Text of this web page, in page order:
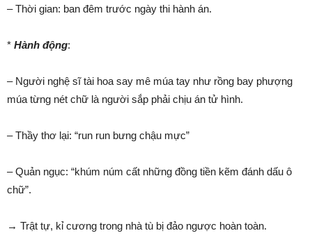
– Thời gian: ban đêm trước ngày thi hành án.
* Hành động:
– Người nghệ sĩ tài hoa say mê múa tay như rồng bay phượng
múa từng nét chữ là người sắp phải chịu án tử hình.
– Thầy thơ lại: “run run bưng chậu mực”
– Quản ngục: “khúm núm cất những đồng tiền kẽm đánh dấu ô
chữ”.
→ Trật tự, kỉ cương trong nhà tù bị đảo ngược hoàn toàn.